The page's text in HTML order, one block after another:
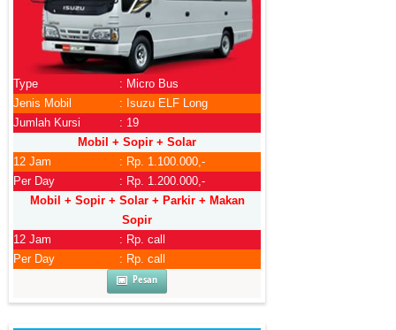
Type
: Micro Bus
Jenis Mobil
: Isuzu ELF Long
Jumlah Kursi
: 19
Mobil + Sopir + Solar
12 Jam
: Rp. 1.100.000,-
Per Day
: Rp. 1.200.000,-
Mobil + Sopir + Solar + Parkir + Makan
Sopir
12 Jam
: Rp. call
Per Day
: Rp. call
Pesan